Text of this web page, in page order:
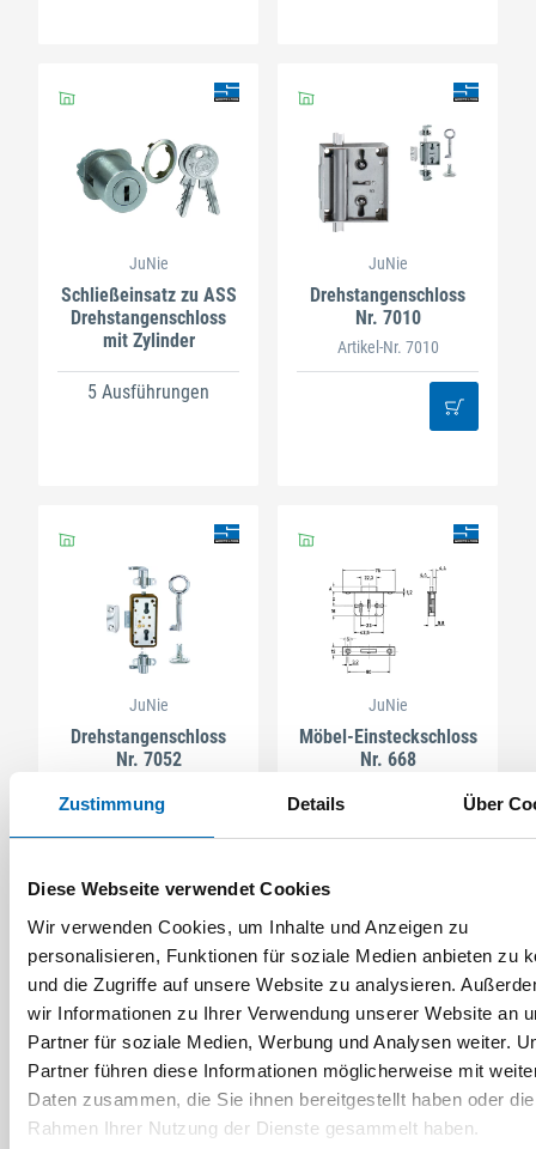
Zustimmung Details Über
Diese Webseite verwendet Cookies
Wir verwenden Cookies, um Inhalte und Anzeigen zu
personalisieren, Funktionen für soziale Medien anbieten zu
und die Zugriffe auf unsere Website zu analysieren.
wir Informationen zu Ihrer Verwendung unserer Website an
Partner für soziale Medien, Werbung und Analysen weiter.
Partner führen diese Informationen möglicherweise mit
Daten zusammen, die Sie ihnen bereitgestellt haben oder
Rahmen Ihrer Nutzung der Dienste gesammelt haben.
JuNie
Schließeinsatz zu ASS
Drehstangenschloss
mit Zylinder
5 Ausführungen
JuNie
Drehstangenschloss
Nr. 7010
Artikel-Nr. 7010
JuNie
Drehstangenschloss
Nr. 7052
JuNie
Möbel-Einsteckschloss
Nr. 668
5 Ausführungen